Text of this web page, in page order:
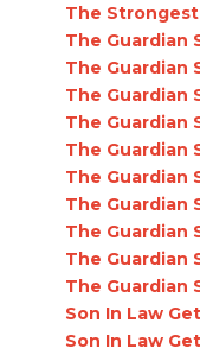
The Strongest
The Guardian
The Guardian
The Guardian
The Guardian
The Guardian
The Guardian
The Guardian
The Guardian
The Guardian
The Guardian
Son In Law
Son In Law